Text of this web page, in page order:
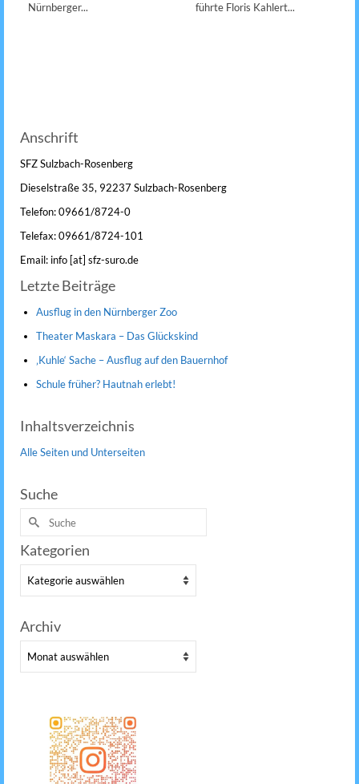
Nürnberger...
führte Floris Kahlert...
Anschrift
SFZ Sulzbach-Rosenberg
Dieselstraße 35, 92237 Sulzbach-Rosenberg
Telefon: 09661/8724-0
Telefax: 09661/8724-101
Email: info [at] sfz-suro.de
Letzte Beiträge
Ausflug in den Nürnberger Zoo
Theater Maskara – Das Glückskind
‚Kuhle‘ Sache – Ausflug auf den Bauernhof
Schule früher? Hautnah erlebt!
Inhaltsverzeichnis
Alle Seiten und Unterseiten
Suche
Suche
nach:
Kategorien
Kategorien
Archiv
Archiv